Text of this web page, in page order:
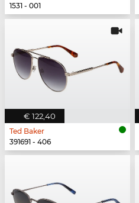
1531 - 001
€ 122,40
Ted Baker
391691 - 406